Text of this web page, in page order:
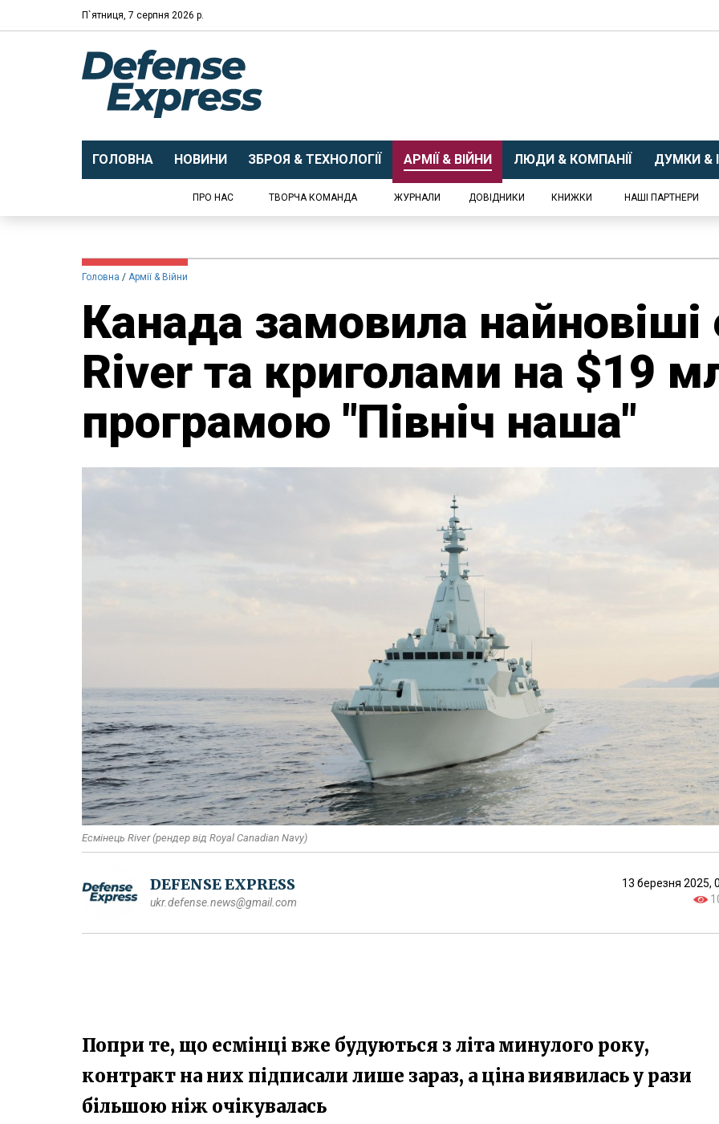
П`ятниця, 7 серпня 2026 р.
ГОЛОВНА НОВИНИ ЗБРОЯ & ТЕХНОЛОГІЇ АРМІЇ & ВІЙНИ ЛЮДИ & КОМПАНІЇ ДУМКИ &
ПРО НАС ТВОРЧА КОМАНДА ЖУРНАЛИ ДОВІДНИКИ КНИЖКИ НАШІ ПАРТНЕРИ
Головна Армії & Війни
Канада замовила найновіші
River та криголами на $19
програмою "Північ наша"
Есмінець River (рендер від Royal Canadian Navy)
DEFENSE EXPRESS
ukr.defense.news@gmail.com
13 березня 2025,
Попри те, що есмінці вже будуються з літа минулого року,
контракт на них підписали лише зараз, а ціна виявилась у рази
більшою ніж очікувалась